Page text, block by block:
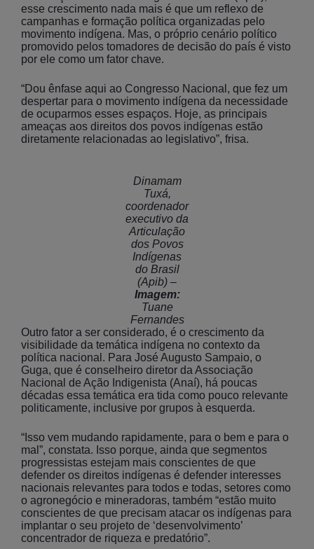
esse crescimento nada mais é que um reflexo de
campanhas e formação política organizadas pelo
movimento indígena. Mas, o próprio cenário político
promovido pelos tomadores de decisão do país é visto
por ele como um fator chave.
“Dou ênfase aqui ao Congresso Nacional, que fez um
despertar para o movimento indígena da necessidade
de ocuparmos esses espaços. Hoje, as principais
ameaças aos direitos dos povos indígenas estão
diretamente relacionadas ao legislativo”, frisa.
Dinamam
Tuxá,
coordenador
executivo da
Articulação
dos Povos
Indígenas
do Brasil
(Apib) –
Imagem:
Tuane
Fernandes
Outro fator a ser considerado, é o crescimento da
visibilidade da temática indígena no contexto da
política nacional. Para José Augusto Sampaio, o
Guga, que é conselheiro diretor da Associação
Nacional de Ação Indigenista (Anaí), há poucas
décadas essa temática era tida como pouco relevante
politicamente, inclusive por grupos à esquerda.
“Isso vem mudando rapidamente, para o bem e para o
mal”, constata. Isso porque, ainda que segmentos
progressistas estejam mais conscientes de que
defender os direitos indígenas é defender interesses
nacionais relevantes para todos e todas, setores como
o agronegócio e mineradoras, também “estão muito
conscientes de que precisam atacar os indígenas para
implantar o seu projeto de ‘desenvolvimento’
concentrador de riqueza e predatório”.